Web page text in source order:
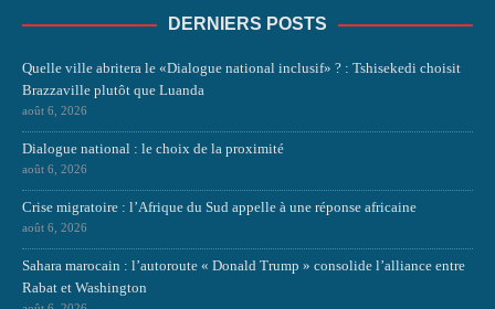
DERNIERS POSTS
Quelle ville abritera le «Dialogue national inclusif» ? : Tshisekedi choisit
Brazzaville plutôt que Luanda
août 6, 2026
Dialogue national : le choix de la proximité
août 6, 2026
Crise migratoire : l’Afrique du Sud appelle à une réponse africaine
août 6, 2026
Sahara marocain : l’autoroute « Donald Trump » consolide l’alliance entre
Rabat et Washington